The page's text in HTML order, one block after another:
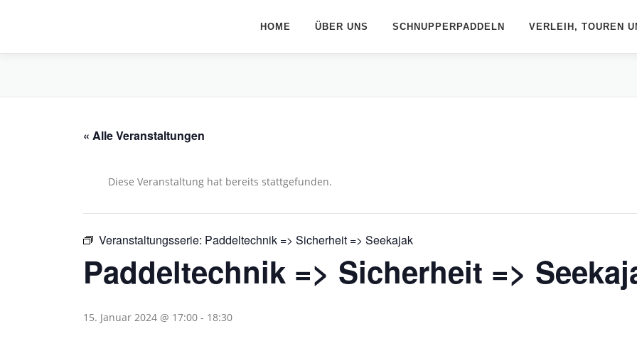
HOME ÜBER UNS SCHNUPPERPADDELN VERLEIH, TOUREN
« Alle Veranstaltungen
Diese Veranstaltung hat bereits stattgefunden.
Veranstaltungsserie: Paddeltechnik => Sicherheit => Seekajak
Paddeltechnik => Sicherheit =>
15. Januar 2024 @ 17:00 - 18:30